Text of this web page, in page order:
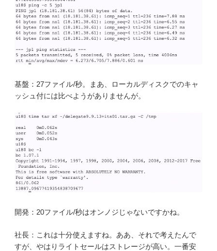
基盤：27ファイル/秒。まあ、ローカルディスクでのキャ
ッシュ付には比べようがありませんが。
開発：20ファイル/秒はオンノジじゃないですかね。
社長：これは十分使えますね。ああ、それで考えたんで
すが、やはりライトセールはストレージが高い。一番安